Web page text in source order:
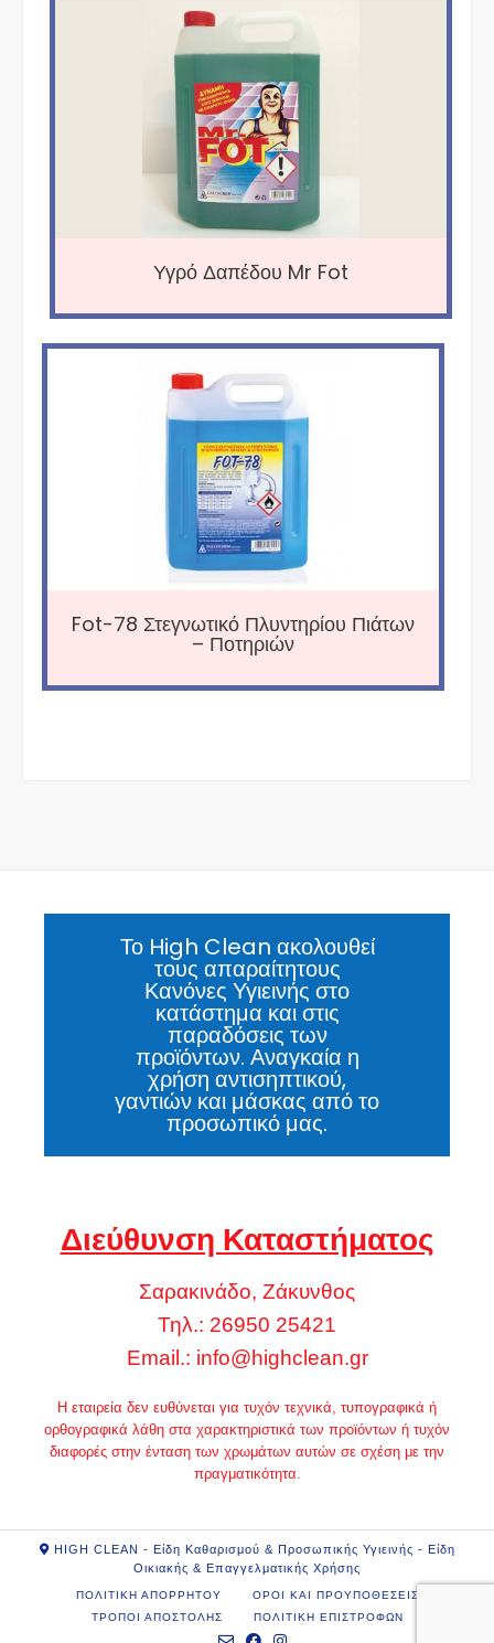
Υγρό Δαπέδου Mr Fot
Fot-78 Στεγνωτικό Πλυντηρίου Πιάτων
– Ποτηριών
Το High Clean ακολουθεί
τους απαραίτητους
Κανόνες Υγιεινής στο
κατάστημα και στις
παραδόσεις των
προϊόντων. Αναγκαία η
χρήση αντισηπτικού,
γαντιών και μάσκας από το
προσωπικό μας.
Διεύθυνση Καταστήματος
Σαρακινάδο, Ζάκυνθος
Τηλ.: 26950 25421
Email.: info@highclean.gr
Η εταιρεία δεν ευθύνεται για τυχόν τεχνικά, τυπογραφικά ή
ορθογραφικά λάθη στα χαρακτηριστικά των προϊόντων ή τυχόν
διαφορές στην ένταση των χρωμάτων αυτών σε σχέση με την
πραγματικότητα.
HIGH CLEAN - Είδη Καθαρισμού & Προσωπικής Υγιεινής - Είδη
Οικιακής & Επαγγελματικής Χρήσης
ΠΟΛΙΤΙΚΗ ΑΠΟΡΡΗΤΟΥ
ΟΡΟΙ ΚΑΙ ΠΡΟΥΠΟΘΕΣΕΙΣ
ΤΡΟΠΟΙ ΑΠΟΣΤΟΛΗΣ
ΠΟΛΙΤΙΚΗ ΕΠΙΣΤΡΟΦΩΝ